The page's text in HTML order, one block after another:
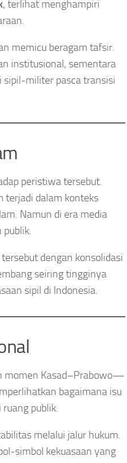
, terlihat menghampiri
memicu beragam tafsir.
institusional, sementara
sipil-militer pasca transisi
peristiwa tersebut.
terjadi dalam konteks
Namun di era media
publik.
dengan konsolidasi
seiring tingginya
sipil di Indonesia.
momen Kasad–Prabowo—
bagaimana isu
publik.
melalui jalur hukum.
simbol kekuasaan yang